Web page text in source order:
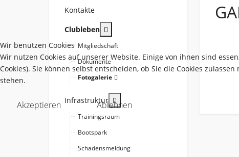
Kontakte
Clubleben
Mitgliedschaft
Dokumente
Fotogalerie
Infrastruktur
Trainingsraum
Bootspark
Schadensmeldung
Wir benutzen Cookies
Wir nutzen Cookies auf unserer Website. Einige von ihnen sind
Cookies). Sie können selbst entscheiden, ob Sie die Cookies
stehen.
Akzeptieren Ablehnen